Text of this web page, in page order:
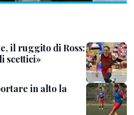
il ruggito di Ross:
scettici»
in alto la